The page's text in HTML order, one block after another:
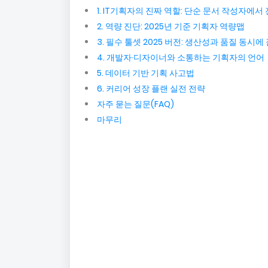
1. IT기획자의 진짜 역할: 단순 문서 작성자에서
2. 역량 진단: 2025년 기준 기획자 역량맵
3. 필수 툴셋 2025 버전: 생산성과 품질 동시에
4. 개발자·디자이너와 소통하는 기획자의 언어
5. 데이터 기반 기획 사고법
6. 커리어 성장 플랜 실전 전략
자주 묻는 질문(FAQ)
마무리